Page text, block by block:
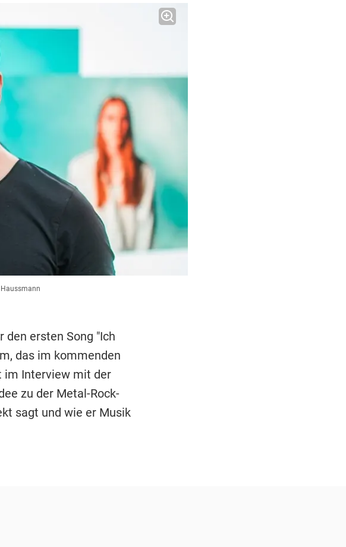
ersten Song "Ich
das im kommenden
im Interview mit der
zu der Metal-Rock-
sagt und wie er Musik